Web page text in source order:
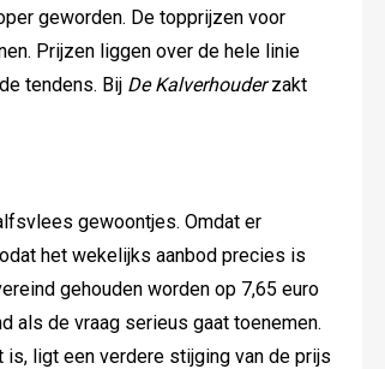
geworden. De topprijzen voor
Prijzen liggen over de hele linie
tendens. Bij De Kalverhouderzakt
gewoontjes. Omdat er
het wekelijks aanbod precies is
gehouden worden op 7,65 euro
als de vraag serieus gaat toenemen.
is, ligt een verdere stijging van de prijs